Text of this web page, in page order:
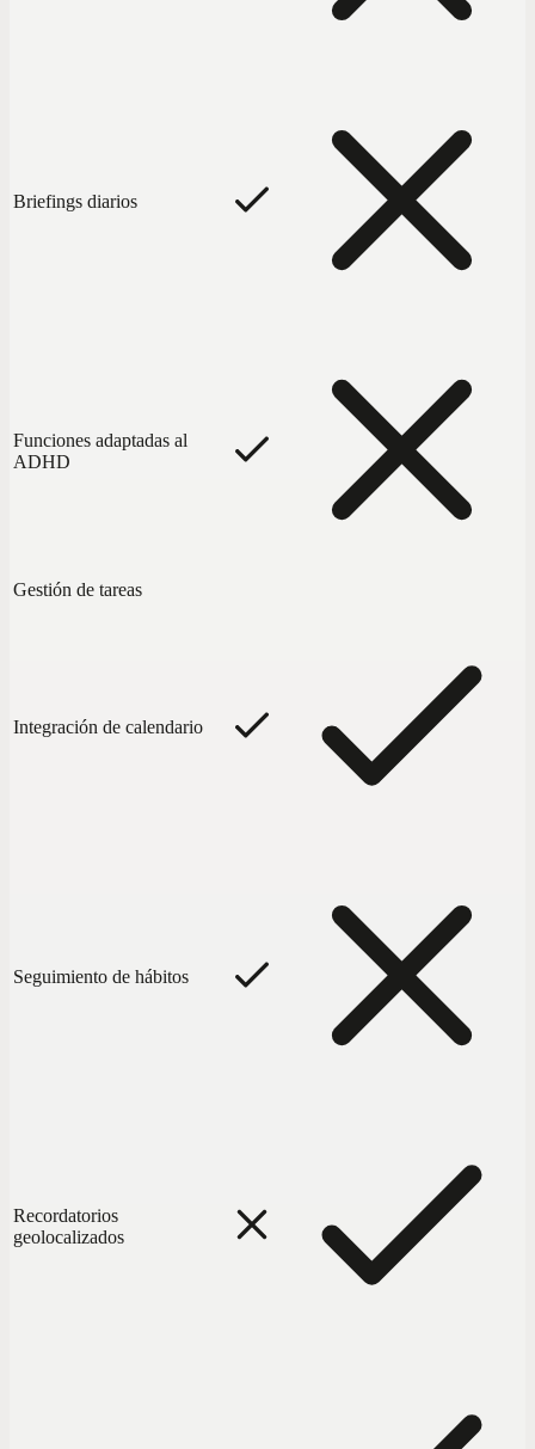
Briefings diarios
Funciones adaptadas al
ADHD
Gestión de tareas
Integración de calendario
Seguimiento de hábitos
Recordatorios
geolocalizados